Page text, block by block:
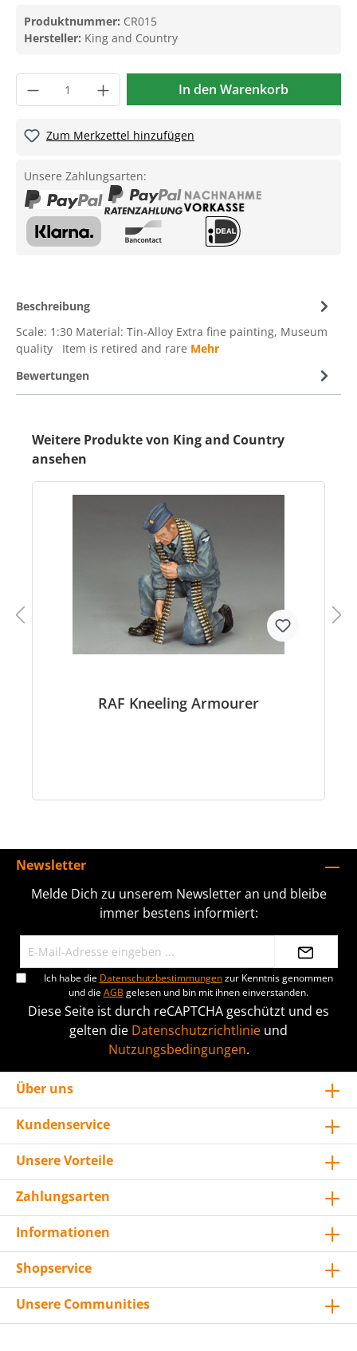
Produktnummer: CR015
Hersteller: King and Country
In den Warenkorb
Zum Merkzettel hinzufügen
Unsere Zahlungsarten:
Beschreibung
Scale: 1:30 Material: Tin-Alloy Extra fine painting, Museum
quality Item is retired and rare Mehr
Bewertungen
Weitere Produkte von King and Country
ansehen
RAF Kneeling Armourer
Newsletter
Melde Dich zu unserem Newsletter an und bleibe
immer bestens informiert:
Ich habe die Datenschutzbestimmungenzur Kenntnis genommen
und dieAGB gelesen und bin mit ihnen einverstanden.
Diese Seite ist durch reCAPTCHA geschützt und es
gelten die Datenschutzrichtlinie und
Nutzungsbedingungen.
Über uns
Kundenservice
Unsere Vorteile
Zahlungsarten
Informationen
Shopservice
Unsere Communities